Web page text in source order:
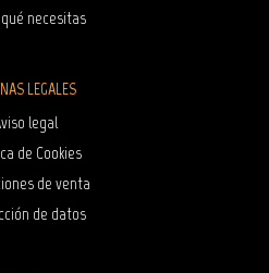
necesitas
LEGALES
legal
de Cookies
de venta
de datos